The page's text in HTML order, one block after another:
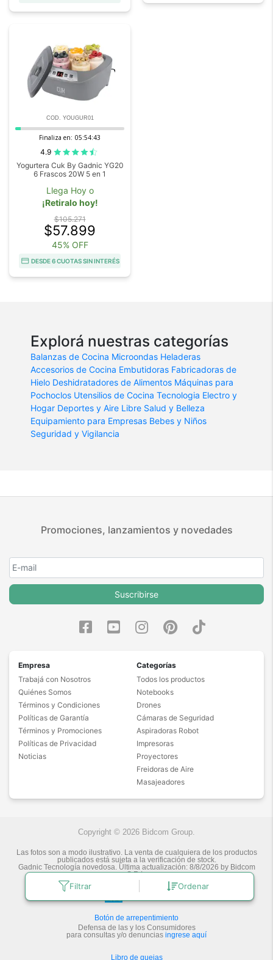
Filtrar Ordenar
COD. YOUGUR01
Finaliza en: 05:54:42
4.9
Yogurtera Cuk By Gadnic YG20
6 Frascos 20W 5 en 1
Llega Hoy o
¡Retiralo hoy!
$105.271
$57.899
45% OFF
DESDE 6 CUOTAS SIN INTERÉS
Explorá nuestras categorías
Balanzas de Cocina Microondas Heladeras
Accesorios de Cocina Embutidoras Fabricadoras de
Hielo Deshidratadores de Alimentos Máquinas para
Pochoclos Utensilios de Cocina Tecnologia Electro y
Hogar Deportes y Aire Libre Salud y Belleza
Equipamiento para Empresas Bebes y Niños
Seguridad y Vigilancia
Promociones, lanzamientos y novedades
Suscribirse
Empresa
Trabajá con Nosotros
Quiénes Somos
Términos y Condiciones
Políticas de Garantía
Términos y Promociones
Políticas de Privacidad
Noticias
Categorías
Todos los productos
Notebooks
Drones
Cámaras de Seguridad
Aspiradoras Robot
Impresoras
Proyectores
Freidoras de Aire
Masajeadores
Copyright © 2026 Bidcom Group.
Las fotos son a modo ilustrativo. La venta de cualquiera de los productos
publicados está sujeta a la verificación de stock.
Gadnic Tecnología novedosa.Última actualización: 8/8/2026 by Bidcom
S.R.L.
Botón de arrepentimiento
Defensa de las y los Consumidores
para consultas y/o denuncias ingrese aquí
Libro de quejas